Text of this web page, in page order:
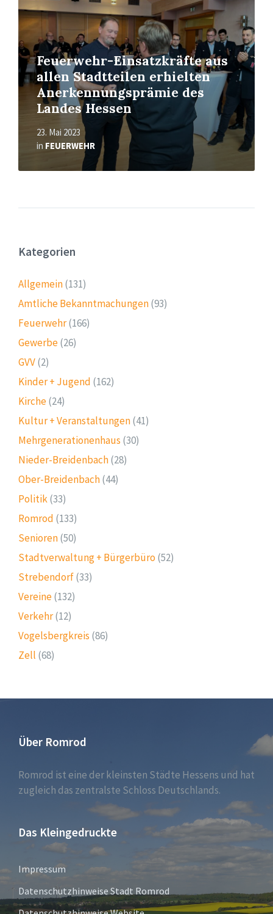
Feuerwehr-Einsatzkräfte aus
allen Stadtteilen erhielten
Anerkennungsprämie des
Landes Hessen
23. Mai 2023
in FEUERWEHR
Kategorien
Allgemein(131)
Amtliche Bekanntmachungen(93)
Feuerwehr(166)
Gewerbe(26)
GVV(2)
Kinder + Jugend (162)
Kirche(24)
Kultur + Veranstaltungen(41)
Mehrgenerationenhaus (30)
Nieder-Breidenbach(28)
Ober-Breidenbach(44)
Politik(33)
Romrod (133)
Senioren(50)
Stadtverwaltung + Bürgerbüro (52)
Strebendorf(33)
Vereine(132)
Verkehr(12)
Vogelsbergkreis (86)
Zell (68)
Über Romrod
Romrod ist eine der kleinsten Städte Hessens und hat
zugleich das zentralste Schloss Deutschlands.
Das Kleingedruckte
Impressum
Datenschutzhinweise Stadt Romrod